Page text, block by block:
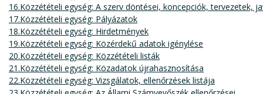
16.Közzétételi egység: A szerv döntései, koncepciók, tervezetek,
17.Közzétételi egység: Pályázatok
18.Közzétételi egység: Hirdetmények
19.Közzétételi egység: Közérdekű adatok igénylése
20.Közzétételi egység: Közzétételi listák
21.Közzétételi egység: Közadatok újrahasznosítása
22.Közzétételi egység: Vizsgálatok, ellenőrzések listája